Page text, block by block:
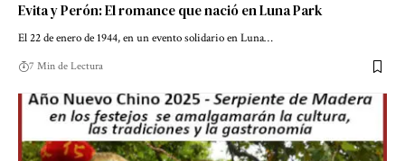
Evita y Perón: El romance que nació en Luna Park
El 22 de enero de 1944, en un evento solidario en Luna…
7 Min de Lectura